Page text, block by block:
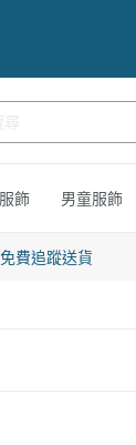
飾 男童服飾
費追蹤送貨